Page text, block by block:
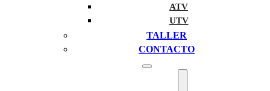
ATV
UTV
TALLER
CONTACTO